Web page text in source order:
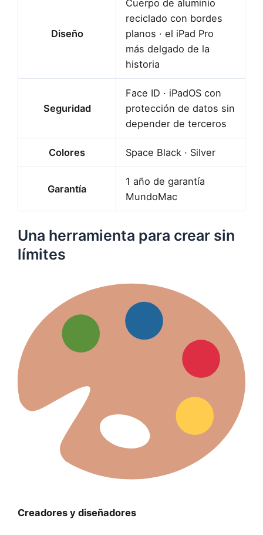
Diseño
Cuerpo de aluminio
reciclado con bordes
planos · el iPad Pro
más delgado de la
historia
Seguridad
Face ID · iPadOS con
protección de datos sin
depender de terceros
Colores Space Black · Silver
Garantía
1 año de garantía
MundoMac
Una herramienta para crear sin
límites
Creadores y diseñadores